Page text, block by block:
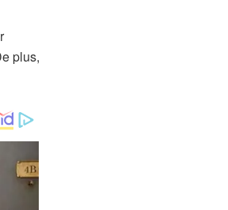
plus,